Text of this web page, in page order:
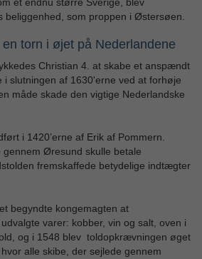
et endnu større Sverige, blev
beliggenhed, som proppen i Østersøen.
torn i øjet på Nederlandene
Christian 4. at skabe et anspændt
i slutningen af 1630'erne ved at forhøje
måde skade den vigtige Nederlandske
i 1420’erne af Erik af Pommern.
gennem Øresund skulle betale
fremskaffede betydelige indtægter
begyndte kongemagten at
varer: kobber, vin og salt, oven i
og i 1548 blev toldopkrævningen øget
alle skibe, der sejlede gennem